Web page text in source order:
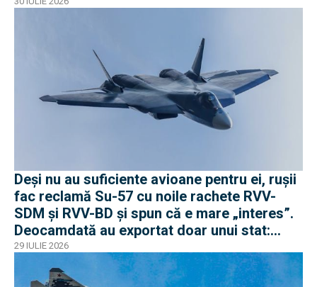
Deși nu au suficiente avioane pentru ei, rușii
fac reclamă Su-57 cu noile rachete RVV-
SDM și RVV-BD și spun că e mare „interes”.
Deocamdată au exportat doar unui stat:
Algeria
29 IULIE 2026